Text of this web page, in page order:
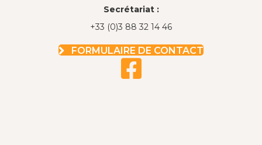
Secrétariat :
+33 (0)3 88 32 14 46
FORMULAIRE DE CONTACT